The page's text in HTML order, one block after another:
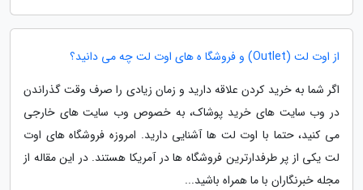
از اوت لت (Outlet) و فروشگا ه های اوت لت چه می دانید؟
اگر شما به خرید کردن علاقه دارید و زمان زیادی را صرف وقت گذراندن
در وب سایت های خرید پوشاک، به خصوص وب سایت های خارجی
می کنید، حتما با اوت لت ها آشنایی دارید. امروزه فروشگاه های اوت
لت یکی از پر طرفدارترین فروشگاه ها در آمریکا هستند. در این مقاله از
مجله خبرنگاران با ما همراه باشید...